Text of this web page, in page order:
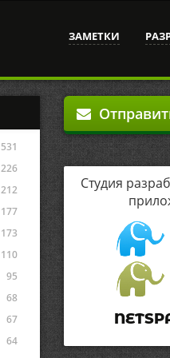
ЗАМЕТКИ
Студия
531
226
212
177
173
110
95
68
67
64